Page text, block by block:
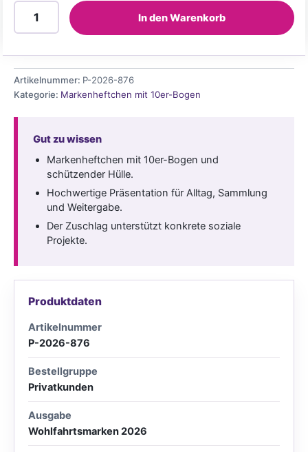
110ct
Markenheftchen
Ernst
Menge
In den Warenkorb
Artikelnummer: P-2026-876
Kategorie: Markenheftchen mit 10er-Bogen
Gut zu wissen
Markenheftchen mit 10er-Bogen und
schützender Hülle.
Hochwertige Präsentation für Alltag, Sammlung
und Weitergabe.
Der Zuschlag unterstützt konkrete soziale
Projekte.
Produktdaten
Artikelnummer
P-2026-876
Bestellgruppe
Privatkunden
Ausgabe
Wohlfahrtsmarken 2026